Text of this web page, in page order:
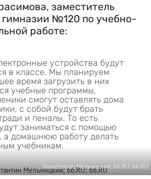
заместитель
№120 по учебно-
работе:
устройства будут
в классе. Мы планируем
время загрузить в них
учебные программы,
смогут оставлять дома
с собой будут брать
и пеналы. То есть
заниматься с помощью
а домашнюю работу делать
учебникам.
Константин Мельницкий; 66.RU; 66.RU